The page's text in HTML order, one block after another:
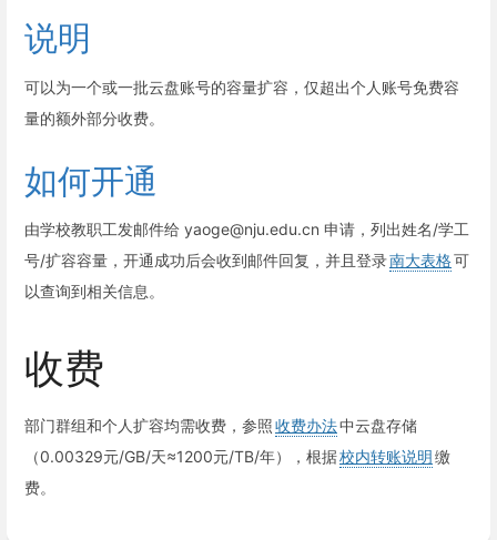
说明
可以为一个或一批云盘账号的容量扩容，仅超出个人账号免费容
量的额外部分收费。
如何开通
由学校教职工发邮件给 yaoge@nju.edu.cn 申请，列出姓名/学工
号/扩容容量，开通成功后会收到邮件回复，并且登录南大表格可
以查询到相关信息。
收费
部门群组和个人扩容均需收费，参照收费办法中云盘存储
（0.00329元/GB/天≈1200元/TB/年），根据校内转账说明缴
费。